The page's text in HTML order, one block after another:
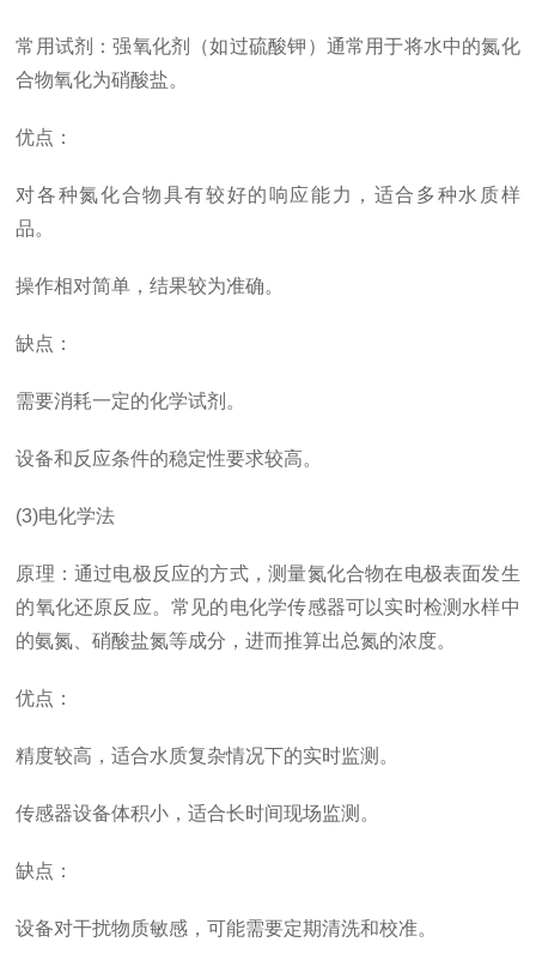
常用试剂：强氧化剂（如过硫酸钾）通常用于将水中的氮化
合物氧化为硝酸盐。
优点：
对各种氮化合物具有较好的响应能力，适合多种水质样
品。
操作相对简单，结果较为准确。
缺点：
需要消耗一定的化学试剂。
设备和反应条件的稳定性要求较高。
(3)电化学法
原理：通过电极反应的方式，测量氮化合物在电极表面发生
的氧化还原反应。常见的电化学传感器可以实时检测水样中
的氨氮、硝酸盐氮等成分，进而推算出总氮的浓度。
优点：
精度较高，适合水质复杂情况下的实时监测。
传感器设备体积小，适合长时间现场监测。
缺点：
设备对干扰物质敏感，可能需要定期清洗和校准。